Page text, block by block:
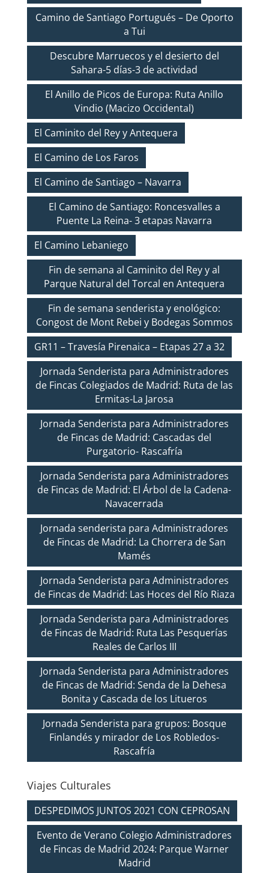
Camino de Santiago Portugués – De Oporto
a Tui
Descubre Marruecos y el desierto del
Sahara-5 días-3 de actividad
El Anillo de Picos de Europa: Ruta Anillo
Vindio (Macizo Occidental)
El Caminito del Rey y Antequera
El Camino de Los Faros
El Camino de Santiago – Navarra
El Camino de Santiago: Roncesvalles a
Puente La Reina- 3 etapas Navarra
El Camino Lebaniego
Fin de semana al Caminito del Rey y al
Parque Natural del Torcal en Antequera
Fin de semana senderista y enológico:
Congost de Mont Rebei y Bodegas Sommos
GR11 – Travesía Pirenaica – Etapas 27 a 32
Jornada Senderista para Administradores
de Fincas Colegiados de Madrid: Ruta de las
Ermitas-La Jarosa
Jornada Senderista para Administradores
de Fincas de Madrid: Cascadas del
Purgatorio- Rascafría
Jornada Senderista para Administradores
de Fincas de Madrid: El Árbol de la Cadena-
Navacerrada
Jornada senderista para Administradores
de Fincas de Madrid: La Chorrera de San
Mamés
Jornada Senderista para Administradores
de Fincas de Madrid: Las Hoces del Río Riaza
Jornada Senderista para Administradores
de Fincas de Madrid: Ruta Las Pesquerías
Reales de Carlos III
Jornada Senderista para Administradores
de Fincas de Madrid: Senda de la Dehesa
Bonita y Cascada de los Litueros
Jornada Senderista para grupos: Bosque
Finlandés y mirador de Los Robledos-
Rascafría
Viajes Culturales
DESPEDIMOS JUNTOS 2021 CON CEPROSAN
Evento de Verano Colegio Administradores
de Fincas de Madrid 2024: Parque Warner
Madrid